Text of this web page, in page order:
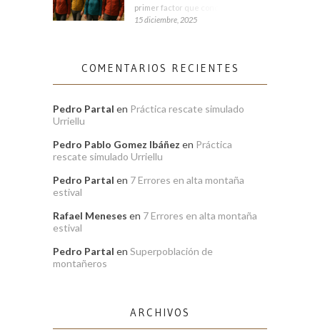
primer factor que condiciona tu
15 diciembre, 2025
COMENTARIOS RECIENTES
Pedro Partal en Práctica rescate simulado
Urriellu
Pedro Pablo Gomez Ibáñez en Práctica
rescate simulado Urriellu
Pedro Partal en 7 Errores en alta montaña
estival
Rafael Meneses en 7 Errores en alta montaña
estival
Pedro Partal en Superpoblación de
montañeros
ARCHIVOS